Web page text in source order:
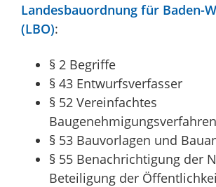
Landesbauordnung für Baden-
(LBO):
§ 2 Begriffe
§ 43 Entwurfsverfasser
§ 52 Vereinfachtes
Baugenehmigungsverfahren
§ 53 Bauvorlagen und
§ 55 Benachrichtigung der
Beteiligung der